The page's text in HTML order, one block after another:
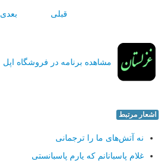
قبلی بعدی
مشاهده برنامه در فروشگاه اپل
اشعار مرتبط
نه آتش‌های ما را ترجمانی
غلام پاسبانانم كه یارم پاسبانستی